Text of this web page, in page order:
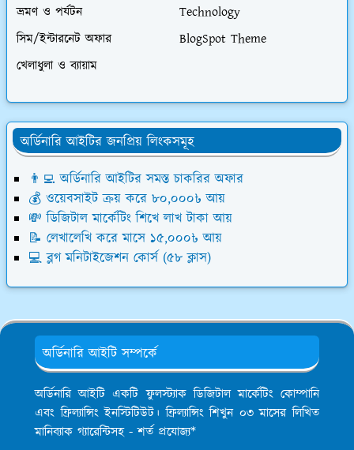
ভ্রমণ ও পর্যটন
Technology
সিম/ইন্টারনেট অফার
BlogSpot Theme
খেলাধুলা ও ব্যায়াম
অর্ডিনারি আইটির জনপ্রিয় লিংকসমূহ
👨‍💻 অর্ডিনারি আইটির সমস্ত চাকরির অফার
💰 ওয়েবসাইট ক্রয় করে ৮০,০০০৳ আয়
💸 ডিজিটাল মার্কেটিং শিখে লাখ টাকা আয়
📝 লেখালেখি করে মাসে ১৫,০০০৳ আয়
💻 ব্লগ মনিটাইজেশন কোর্স (৫৮ ক্লাস)
অর্ডিনারি আইটি সম্পর্কে
অর্ডিনারি আইটি একটি ফুলস্ট্যাক ডিজিটাল মার্কেটিং কোম্পানি
এবং ফ্রিল্যান্সিং ইনস্টিটিউট। ফ্রিল্যান্সিং শিখুন ০৩ মাসের লিখিত
মানিব্যাক গ্যারেন্টিসহ - শর্ত প্রযোজ্য*